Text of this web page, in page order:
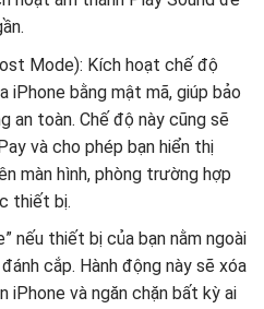
Mode): Kích hoạt chế độ
iPhone bằng mật mã, giúp bảo
an toàn. Chế độ này cũng sẽ
và cho phép bạn hiển thị
màn hình, phòng trường hợp
thiết bị.
nếu thiết bị của bạn nằm ngoài
cắp. Hành động này sẽ xóa
iPhone và ngăn chặn bất kỳ ai